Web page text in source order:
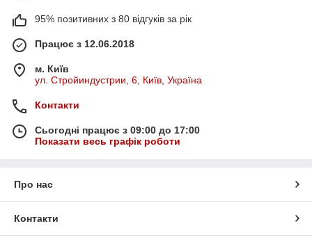
95% позитивних з 80 відгуків за рік
Працює з 12.06.2018
м. Київ
ул. Стройиндустрии, 6, Київ, Україна
Контакти
Сьогодні працює з 09:00 до 17:00
Показати весь графік роботи
Про нас
Контакти